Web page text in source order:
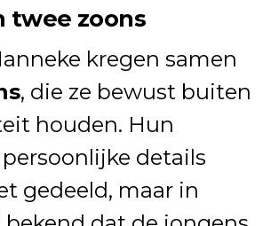
twee zoons
kregen samen
, die ze bewust buiten
houden. Hun
details
gedeeld, maar in